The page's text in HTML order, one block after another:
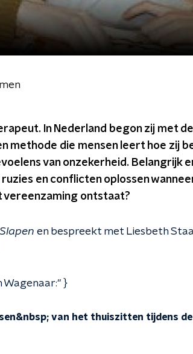
In Nederland begon zij met
methode die mensen leert hoe zij
van onzekerheid. Belangrijk
en conflicten oplossen
vereenzaming ontstaat?
en bespreekt met Liesbeth
Wagenaar:" }
van het thuiszitten tijdens